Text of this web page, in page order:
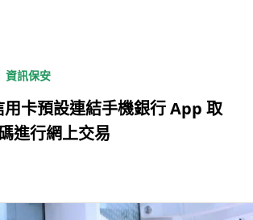
資訊保安
卡預設連結手機銀行 App 取
進行網上交易